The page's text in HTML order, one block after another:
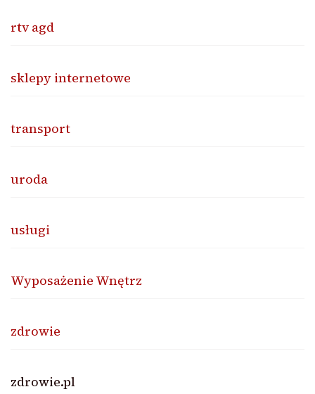
rtv agd
sklepy internetowe
transport
uroda
usługi
Wyposażenie Wnętrz
zdrowie
zdrowie.pl